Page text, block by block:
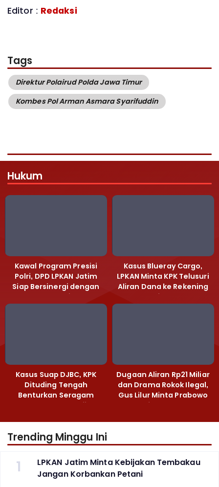
Editor : Redaksi
Tags
Direktur Polairud Polda Jawa Timur
Kombes Pol Arman Asmara Syarifuddin
Hukum
Kawal Program Presisi
Polri, DPD LPKAN Jatim
Siap Bersinergi dengan
Polda Jatim
Kasus Blueray Cargo,
LPKAN Minta KPK Telusuri
Aliran Dana ke Rekening
Heri Black
Kasus Suap DJBC, KPK
Dituding Tengah
Benturkan Seragam
Cokelat dengan Hijau
Dugaan Aliran Rp21 Miliar
dan Drama Rokok Ilegal,
Gus Lilur Minta Prabowo
Bertindak Tegas
Trending Minggu Ini
1
LPKAN Jatim Minta Kebijakan Tembakau
Jangan Korbankan Petani